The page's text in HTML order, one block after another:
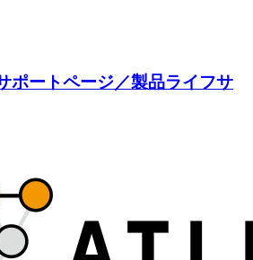
ポートページ／製品ライフサ